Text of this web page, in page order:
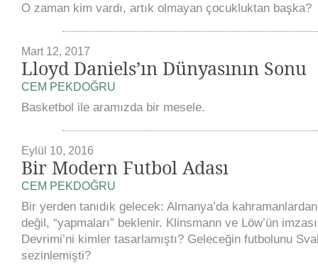
O zaman kim vardı, artık olmayan çocukluktan başka?
Mart 12, 2017
Lloyd Daniels’ın Dünyasının Sonu
CEM PEKDOĞRU
Basketbol ile aramızda bir mesele.
Eylül 10, 2016
Bir Modern Futbol Adası
CEM PEKDOĞRU
Bir yerden tanıdık gelecek: Almanya’da
değil, “yapmaları” beklenir. Klinsmann ve Löw’ün
Devrimi’ni kimler tasarlamıştı? Geleceğin futbolunu
sezinlemişti?